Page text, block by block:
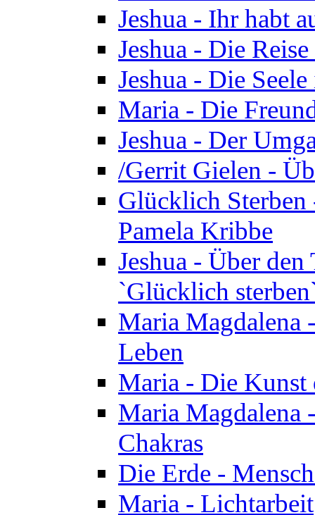
Jeshua - Ihr habt
Jeshua - Die
Jeshua - Die
Maria - Die
Jeshua - Der
/Gerrit Gielen -
Glücklich
Pamela Kribbe
Jeshua - Über
`Glücklich
Maria Magdalena
Leben
Maria - Die Kunst
Maria Magdalena
Chakras
Die Erde -
Maria - Lichtarbeit